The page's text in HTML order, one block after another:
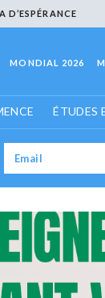
D’ESPÉRANCE
MONDIAL 2026
ÉTUDES